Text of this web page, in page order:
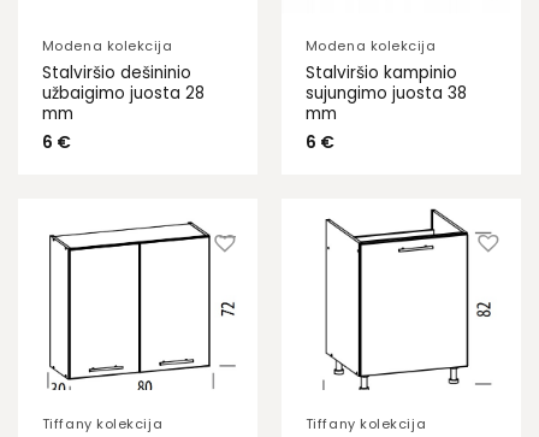
Modena kolekcija
Stalviršio dešininio
užbaigimo juosta 28
mm
6 €
Modena kolekcija
Stalviršio kampinio
sujungimo juosta 38
mm
6 €
Tiffany kolekcija Tiffany kolekcija